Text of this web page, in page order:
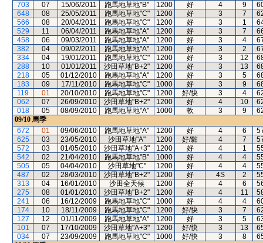
703
07 15/06/2011 跑馬地草地"B" 1200 好 4 9
648
08 25/05/2011 跑馬地草地"C" 1200 好 3 7
566
08 20/04/2011 跑馬地草地"C" 1200 好 3 1
529
11 06/04/2011 跑馬地草地"A" 1200 好 3 7
458
06 09/03/2011 跑馬地草地"A" 1200 好 3 4
382
04 09/02/2011 跑馬地草地"A" 1200 好 3 2
334
04 19/01/2011 跑馬地草地"C" 1200 好 3 12
288
10 01/01/2011 沙田草地"B+2" 1200 好 3 13
218
05 01/12/2010 跑馬地草地"A" 1200 好 3 5
183
09 17/11/2010 跑馬地草地"C" 1000 好 3 9
119
01 20/10/2010 跑馬地草地"C" 1200 好/快 3 4
062
07 26/09/2010 沙田草地"B+2" 1200 好 4 10
018
05 08/09/2010 跑馬地草地"A" 1000 軟 3 9
09/10 馬季
672
01 09/06/2010 跑馬地草地"A" 1200 好 4 6
625
03 23/05/2010 沙田草地"A" 1200 好/黏 4 7
572
03 01/05/2010 沙田草地"A+3" 1200 好 4 1
542
02 21/04/2010 跑馬地草地"B" 1000 好 4 4
505
05 04/04/2010 沙田草地"C" 1200 好 4 4
487
02 28/03/2010 沙田草地"B+2" 1200 好 4S 2
313
04 16/01/2010 沙田全天候 1200 好 4 6
275
08 01/01/2010 沙田草地"B+2" 1200 好 4 11
241
06 16/12/2009 跑馬地草地"C" 1000 好 4 4
174
10 18/11/2009 跑馬地草地"C" 1200 好/快 3 7
127
12 01/11/2009 跑馬地草地"A" 1200 好 3 5
101
07 17/10/2009 沙田草地"A+3" 1200 好/快 3 13
034
07 23/09/2009 跑馬地草地"C" 1000 好/快 3 8